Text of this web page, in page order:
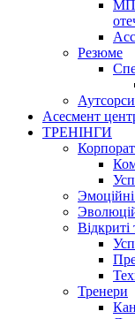
МП
Резюме
Асесмент
ТРЕНІНГИ
Відкриті
Тренери